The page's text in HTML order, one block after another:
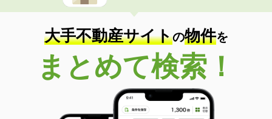
大手不動産サイトの物件を
まとめて検索！